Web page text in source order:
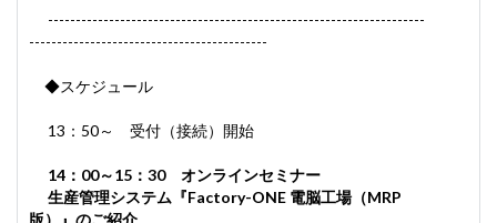
--------------------------------------------------------------------
-------------------------------------------
◆スケジュール
13：50～ 受付（接続）開始
14：00～15：30 オンラインセミナー
生産管理システム 『Factory-ONE 電脳工場（MRP
版）』のご紹介